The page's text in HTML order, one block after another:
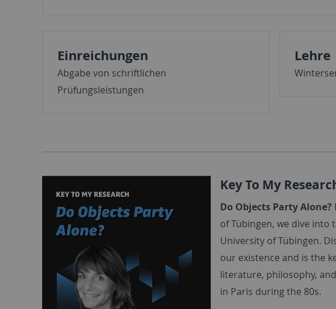
Einreichungen
Abgabe von schriftlichen
Prüfungsleistungen
Lehre
Key To My
Do Objects Party Alone?
of Tübingen, we dive
University of Tübingen.
our existence and is the
literature, philosophy,
in Paris during the 80s.